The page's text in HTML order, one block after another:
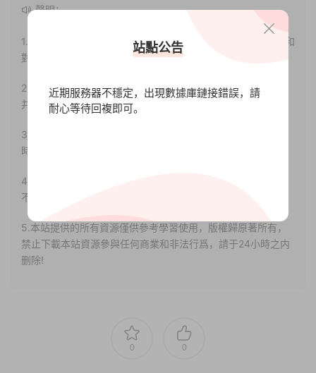
聲明：
1.本站部分内容轉載自其它媒體，但并不代表本站贊同其觀點和
對其真實性負責。
2.若您需要商業運營或用于其他商業活動，請您購買正版授權
并合法使用。
3.如果本站有侵犯、不妥之處的資源，請聯系我們。将會第一
時間解決！
4.本站部分内容均由互聯網收集整理，僅供大家參考、學習，
不存在任何商業目的與商業用途。
5.本站提供的所有資源僅供參考學習使用，版權歸原著所有，
禁止下載本站資源參與任何商業和非法行爲，請于24小時之内
删除!
0 0
站點公告
近期服務器不穩定，出現數據庫鏈接錯誤，請
耐心等待回複即可。